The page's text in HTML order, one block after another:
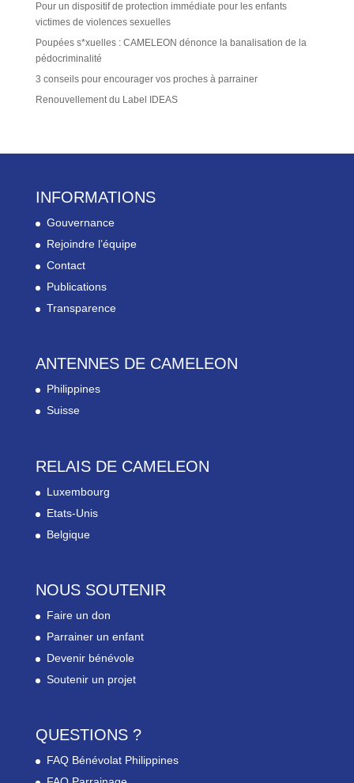
Pour un dispositif de protection immédiate pour les enfants
victimes de violences sexuelles
Poupées s*xuelles : CAMELEON dénonce la banalisation de la
pédocriminalité
3 conseils pour encourager vos proches à parrainer
Renouvellement du Label IDEAS
INFORMATIONS
Gouvernance
Rejoindre l’équipe
Contact
Publications
Transparence
ANTENNES DE CAMELEON
Philippines
Suisse
RELAIS DE CAMELEON
Luxembourg
Etats-Unis
Belgique
NOUS SOUTENIR
Faire un don
Parrainer un enfant
Devenir bénévole
Soutenir un projet
QUESTIONS ?
FAQ Bénévolat Philippines